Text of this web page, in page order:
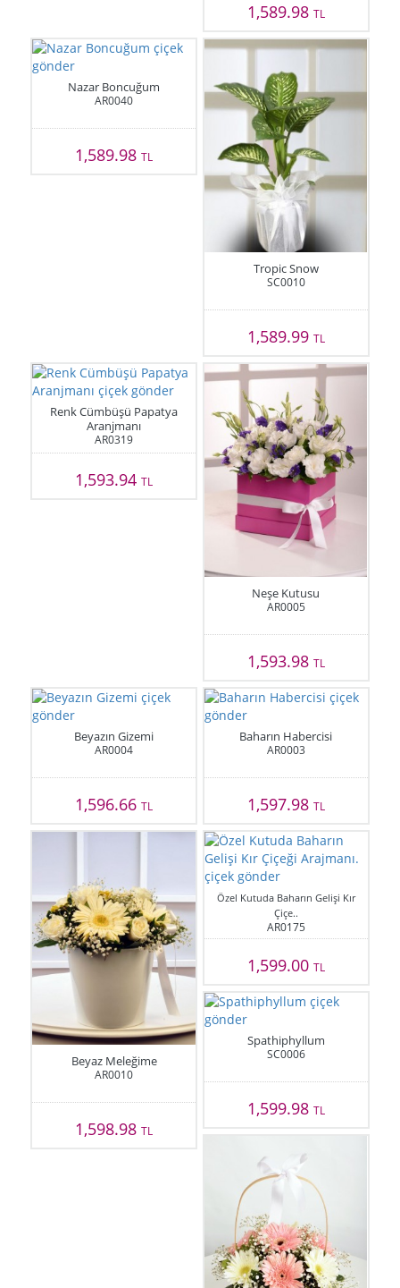
1,589.98 TL
Nazar Boncuğum
AR0040
1,589.98TL
Tropic Snow
SC0010
1,589.99 TL
Renk Cümbüşü Papatya
Aranjmanı
AR0319
1,593.94TL
Neşe Kutusu
AR0005
1,593.98 TL
Beyazın Gizemi
AR0004
1,596.66TL
Baharın Habercisi
AR0003
1,597.98 TL
Beyaz Meleğime
AR0010
1,598.98TL
Özel Kutuda Baharın Gelişi Kır
Çiçe..
AR0175
1,599.00 TL
Spathiphyllum
SC0006
1,599.98 TL